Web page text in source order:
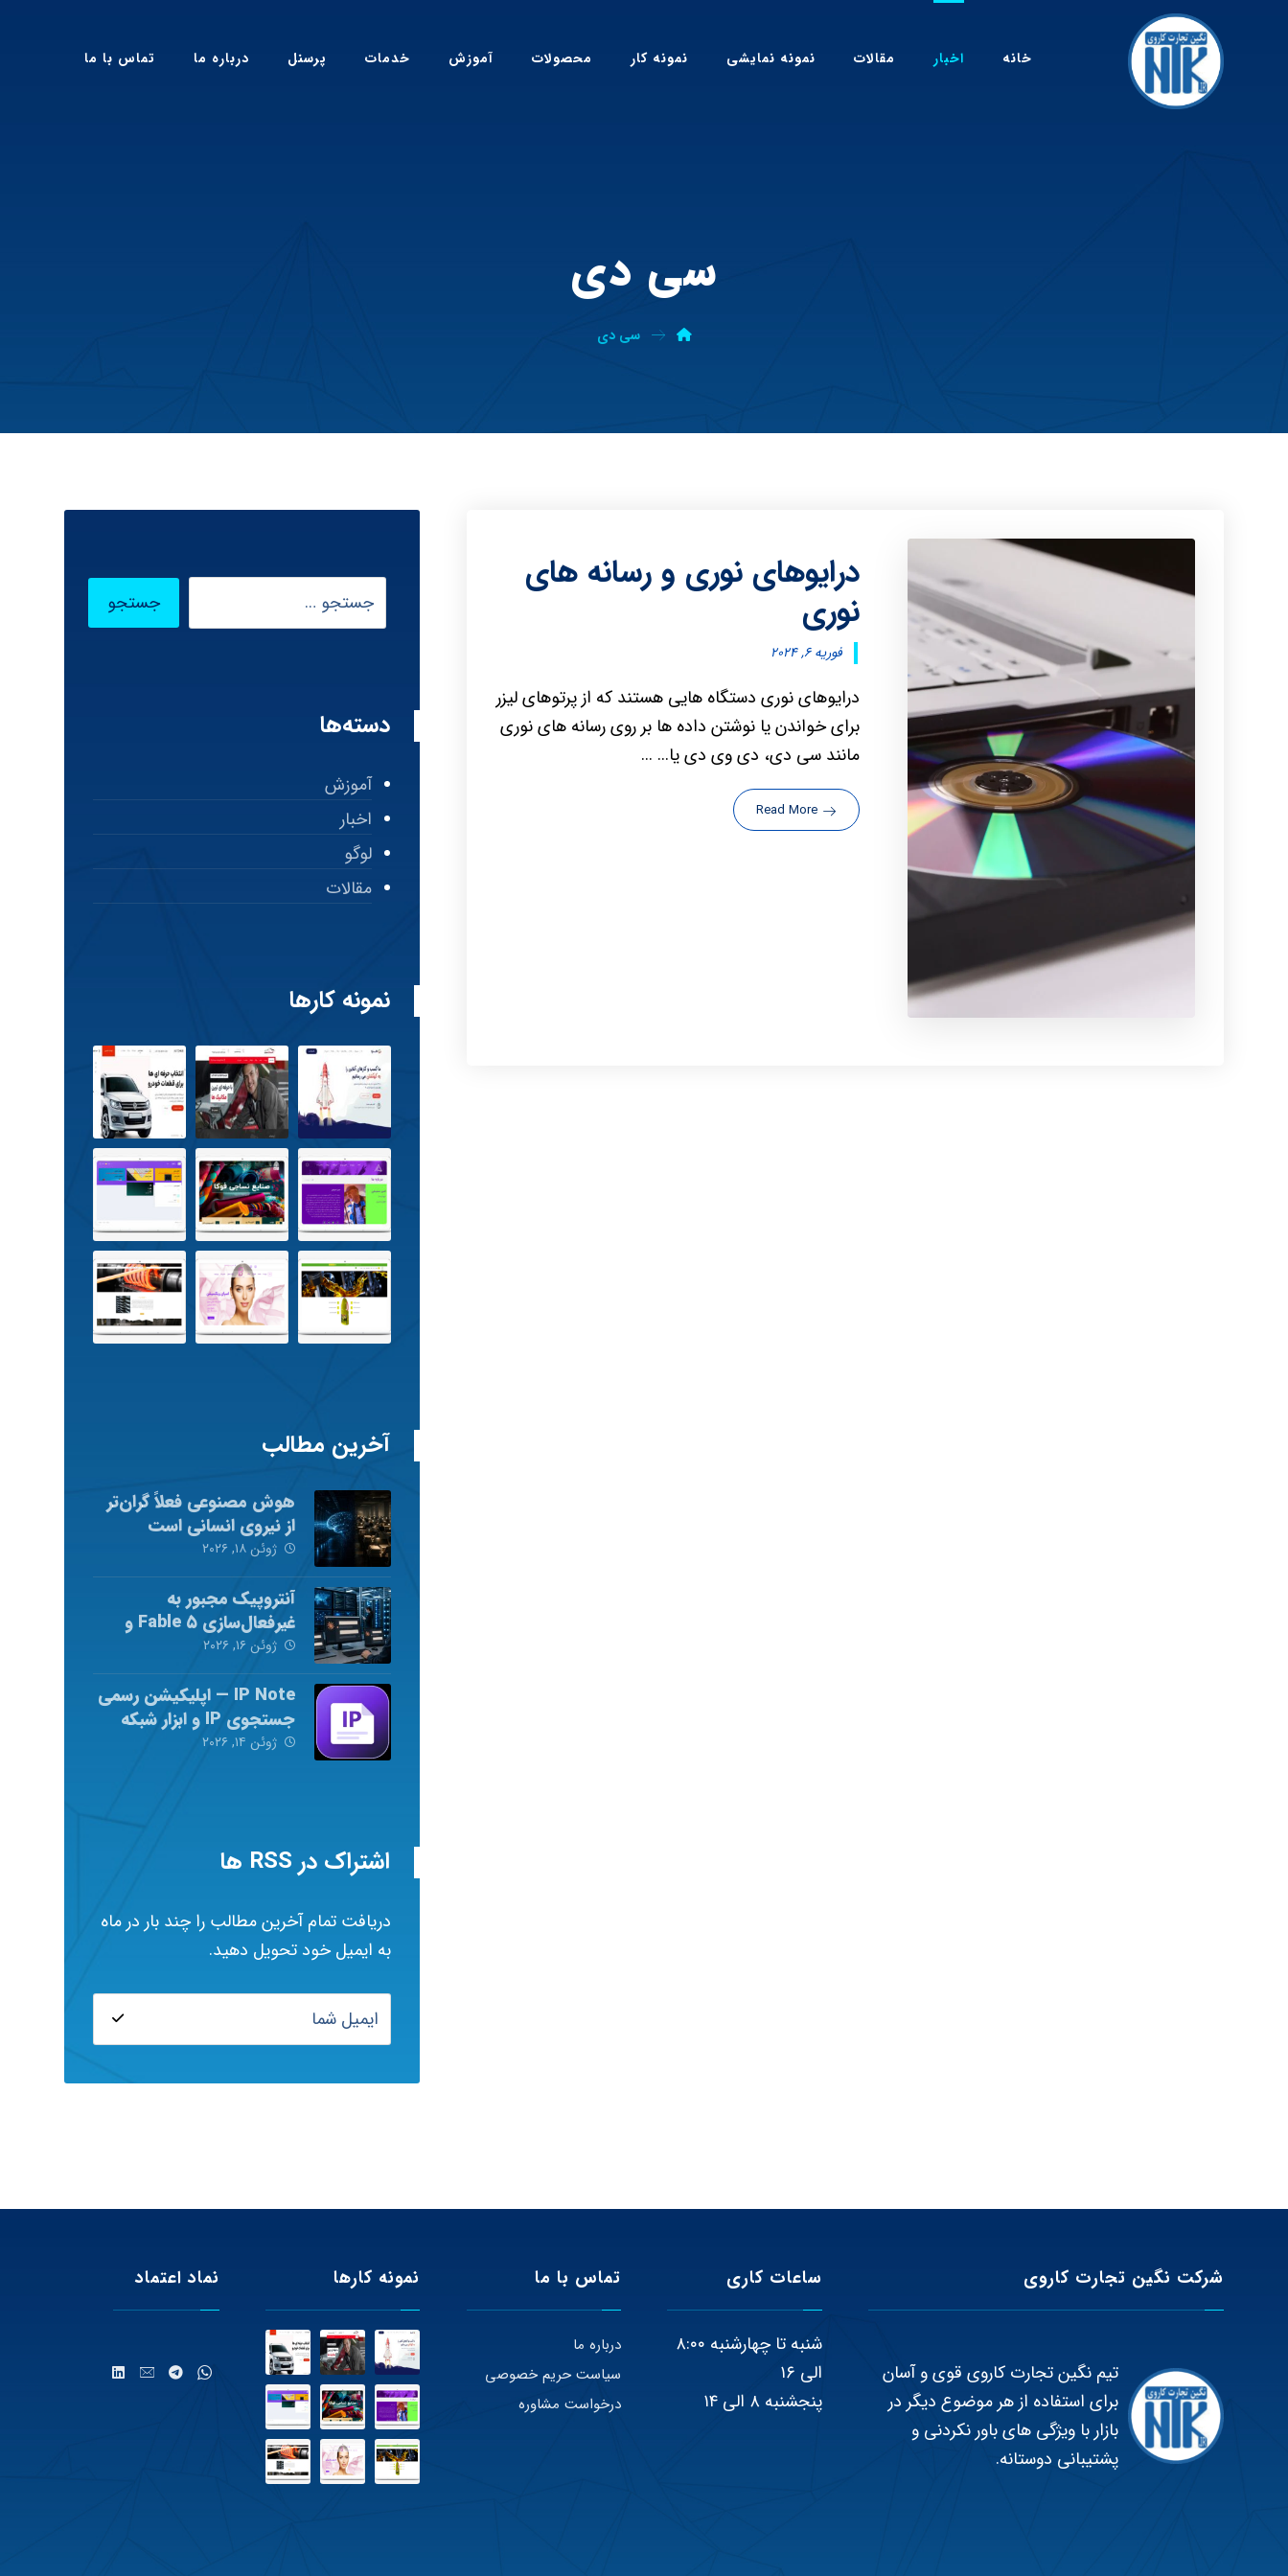
خانه اخبار مقالات نمونه نمایشی نمونه کار محصولات آموزش خدمات پرسنل درباره ما تماس با ما
سی دی
سی دی
درایوهای نوری و رسانه های
نوری
فوریه ۶, ۲۰۲۴
درایوهای نوری دستگاه هایی هستند که از پرتوهای لیزر
برای خواندن یا نوشتن داده ها بر روی رسانه های نوری
مانند سی دی، دی وی دی یا... ...
Read More
دسته‌ها
آموزش
اخبار
لوگو
مقالات
نمونه کارها
آخرین مطالب
هوش مصنوعی فعلاً گران‌تر
از نیروی انسانی است
ژوئن ۱۸, ۲۰۲۶
آنتروپیک مجبور به
غیرفعال‌سازی Fable ۵ و
Mythos ۵ شد
ژوئن ۱۶, ۲۰۲۶
IP Note — اپلیکیشن رسمی
جستجوی IP و ابزار شبکه
ژوئن ۱۴, ۲۰۲۶
اشتراک در RSS ها
دریافت تمام آخرین مطالب را چند بار در ماه
به ایمیل خود تحویل دهید.
شرکت نگین تجارت کاروی
تیم نگین تجارت کاروی قوی و آسان
برای استفاده از هر موضوع دیگر در
بازار با ویژگی های باور نکردنی و
پشتیبانی دوستانه.
ساعات کاری
شنبه تا چهارشنبه ۸:۰۰
الی ۱۶
پنجشنبه ۸ الی ۱۴
تماس با ما
درباره ما
سیاست حریم خصوصی
درخواست مشاوره
نمونه کارها نماد اعتماد